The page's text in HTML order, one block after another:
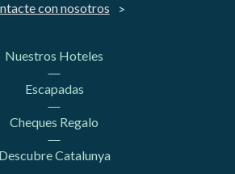
con nosotros
Nuestros Hoteles
Escapadas
Cheques Regalo
Descubre Catalunya